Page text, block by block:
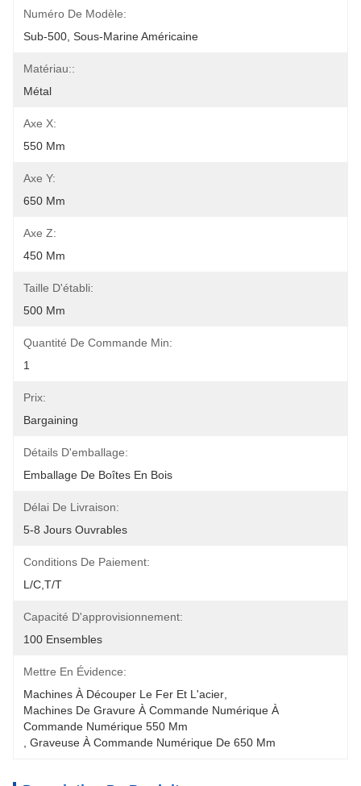
Numéro De Modèle:
Sub-500, Sous-Marine Américaine
Matériau::
Métal
Axe X:
550 Mm
Axe Y:
650 Mm
Axe Z:
450 Mm
Taille D'établi:
500 Mm
Quantité De Commande Min:
1
Prix:
Bargaining
Détails D'emballage:
Emballage De Boîtes En Bois
Délai De Livraison:
5-8 Jours Ouvrables
Conditions De Paiement:
L/C,T/T
Capacité D'approvisionnement:
100 Ensembles
Mettre En Évidence:
Machines À Découper Le Fer Et L'acier
Machines De Gravure À Commande Numérique À
Commande Numérique 550 Mm
Graveuse À Commande Numérique De 650 Mm